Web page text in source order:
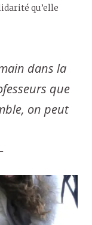
qu’elle
dans la
que
on peut